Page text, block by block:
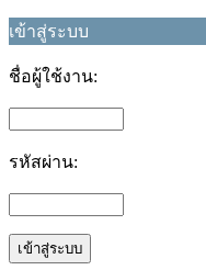
เข้าสู่ระบบ
ชื่อผู้ใช้งาน:
รหัสผ่าน: